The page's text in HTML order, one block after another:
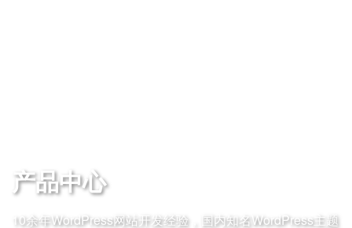
产品中心
10余年WordPress网站开发经验，国内知名WordPress主题